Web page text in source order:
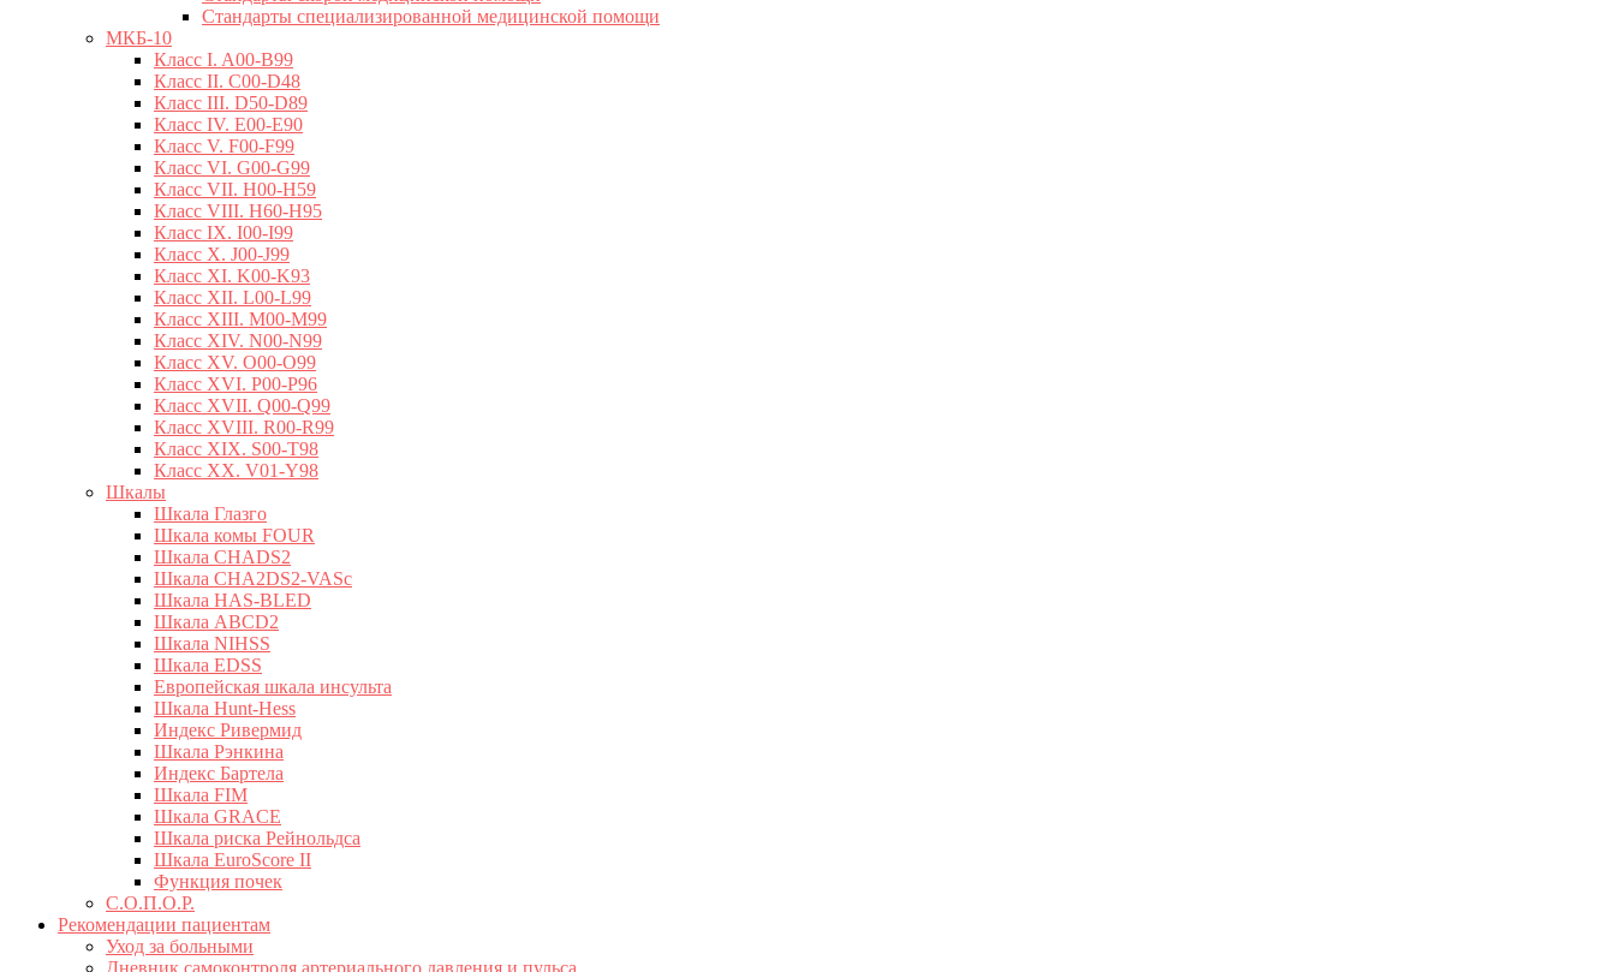
Стандарты специализированной медицинской помощи
МКБ-10
Класс I. A00-B99
Класс II. C00-D48
Класс III. D50-D89
Класс IV. E00-E90
Класс V. F00-F99
Класс VI. G00-G99
Класс VII. H00-H59
Класс VIII. H60-H95
Класс IX. I00-I99
Класс X. J00-J99
Класс XI. K00-K93
Класс XII. L00-L99
Класс XIII. M00-M99
Класс XIV. N00-N99
Класс XV. O00-O99
Класс XVI. P00-P96
Класс XVII. Q00-Q99
Класс XVIII. R00-R99
Класс XIX. S00-T98
Класс XX. V01-Y98
Шкалы
Шкала Глазго
Шкала комы FOUR
Шкала CHADS2
Шкала CHA2DS2-VASc
Шкала HAS-BLED
Шкала ABCD2
Шкала NIHSS
Шкала EDSS
Европейская шкала инсульта
Шкала Hunt-Hess
Индекс Ривермид
Шкала Рэнкина
Индекс Бартела
Шкала FIM
Шкала GRACE
Шкала риска Рейнольдса
Шкала EuroScore II
Функция почек
С.О.П.О.Р.
Рекомендации пациентам
Уход за больными
Дневник самоконтроля артериального давления и пульса